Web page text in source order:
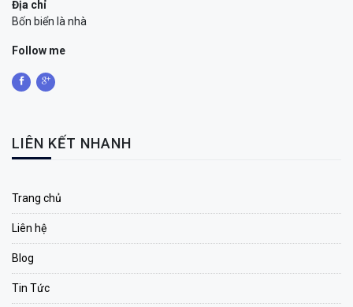
Địa chỉ
Bốn biển là nhà
Follow me
LIÊN KẾT NHANH
Trang chủ
Liên hệ
Blog
Tin Tức